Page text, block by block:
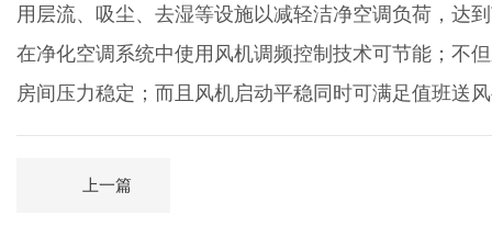
用层流、吸尘、去湿等设施以减轻洁净空调负荷，达
在净化空调系统中使用风机调频控制技术可节能；不
房间压力稳定；而且风机启动平稳同时可满足值班送
上一篇